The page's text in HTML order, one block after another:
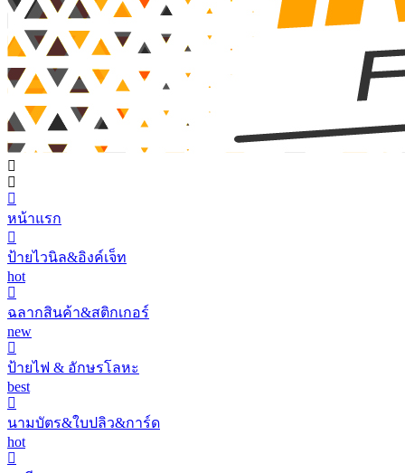
หน้าแรก
ป้ายไวนิล&อิงค์เจ็ท
hot
ฉลากสินค้า&สติกเกอร์
new
ป้ายไฟ & อักษรโลหะ
best
นามบัตร&ใบปลิว&การ์ด
hot